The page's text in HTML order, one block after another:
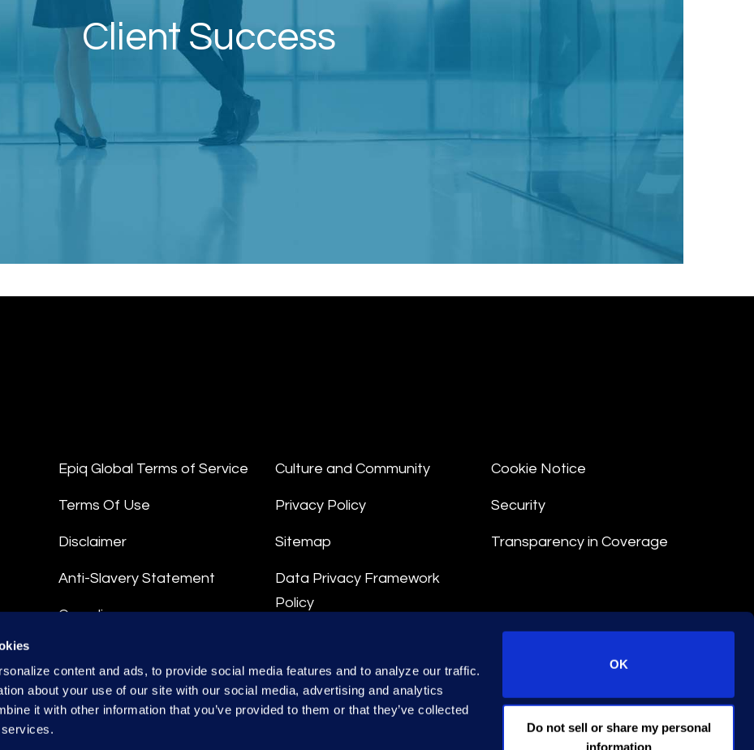
content and ads, to provide social media features and to analyze our traffic.
about your use of our site with our social media, advertising and analytics
it with other information that you’ve provided to them or that they’ve collected
OK
Do not sell or share my personal
information
Client Success
Epiq Global Terms of Service
Terms Of Use
Disclaimer
Anti-Slavery Statement
Compliance
Culture and Community
Privacy Policy
Sitemap
Data Privacy Framework
Policy
Data Processing Terms
Cookie Notice
Security
Transparency in Coverage
© 2026 Epiq. All rights reserved.